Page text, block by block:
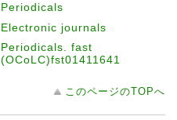
Periodicals
Electronic journals
Periodicals. fast
(OCoLC)fst01411641
このページのTOPへ